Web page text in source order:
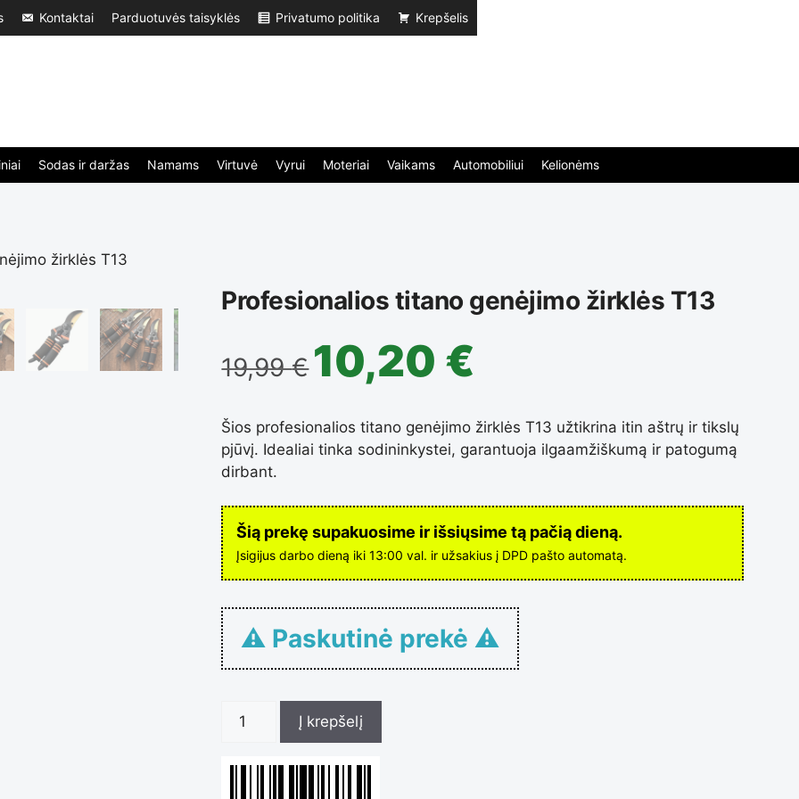
Kontaktai Parduotuvės taisyklės Privatumo politika Krepšelis
Sodas ir daržas Namams Virtuvė Vyrui Moteriai Vaikams Automobiliui Kelionėms
žirklės T13
Profesionalios titano genėjimo žirklės T13
19,99€10,20 €
Šios profesionalios titano genėjimo žirklės T13 užtikrina itin aštrų ir tikslų
pjūvį. Idealiai tinka sodininkystei, garantuoja ilgaamžiškumą ir patogumą
dirbant.
Šią prekę supakuosime ir išsiųsime tą pačią dieną.
Įsigijus darbo dieną iki 13:00 val. ir užsakius į DPD pašto automatą.
⚠ Paskutinė prekė ⚠
produkto
Į krepšelį